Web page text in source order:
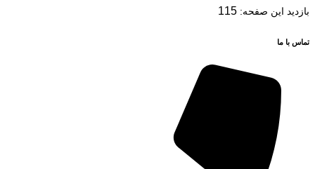
بازدید این صفحه: 115
تماس با ما